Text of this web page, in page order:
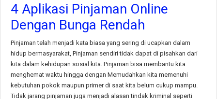
4 Aplikasi Pinjaman Online
Dengan Bunga Rendah
Pinjaman telah menjadi kata biasa yang sering di ucapkan dalam
hidup bermasyarakat, Pinjaman sendiri tidak dapat di pisahkan dari
kita dalam kehidupan sosial kita. Pinjaman bisa membantu kita
menghemat waktu hingga dengan Memudahkan kita memenuhi
kebutuhan pokok maupun primer di saat kita belum cukup mampu.
Tidak jarang pinjaman juga menjadi alasan tindak kriminal seperti